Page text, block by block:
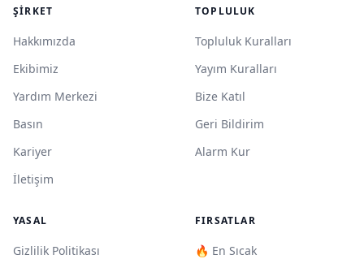
ŞIRKET
Hakkımızda
Ekibimiz
Yardım Merkezi
Basın
Kariyer
İletişim
TOPLULUK
Topluluk Kuralları
Yayım Kuralları
Bize Katıl
Geri Bildirim
Alarm Kur
YASAL
Gizlilik Politikası
FIRSATLAR
🔥 En Sıcak